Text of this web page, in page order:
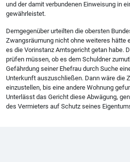
und der damit verbundenen Einweisung in
gewährleistet.
Demgegenüber urteilten die obersten
Zwangsräumung nicht ohne weiteres hätte
es die Vorinstanz Amtsgericht getan habe.
prüfen müssen, ob es dem Schuldner
Gefährdung seiner Ehefrau durch Suche
Unterkunft auszuschließen. Dann wäre die
einzustellen, bis eine andere Wohnung
Unterlässt das Gericht diese Abwägung,
des Vermieters auf Schutz seines